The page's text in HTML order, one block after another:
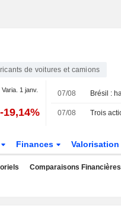
de voitures et camions
Varia. 1 janv.
-19,14%
07/08
07/08
Finances Valorisation
Comparaisons Financières